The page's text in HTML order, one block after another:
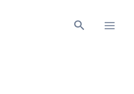
Pesquisar